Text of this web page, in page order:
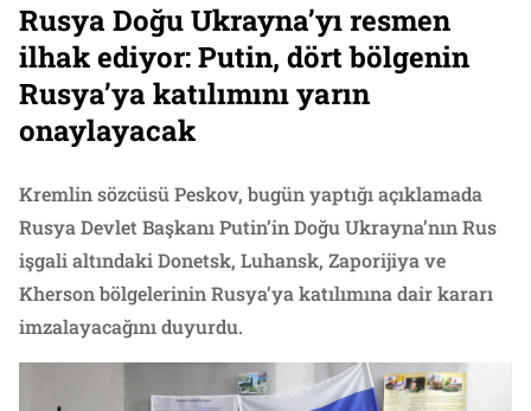
Rusya Doğu Ukrayna’yı resmen
ilhak ediyor: Putin, dört bölgenin
Rusya’ya katılımını yarın
onaylayacak
Kremlin sözcüsü Peskov, bugün yaptığı açıklamada
Rusya Devlet Başkanı Putin’in Doğu Ukrayna’nın Rus
işgali altındaki Donetsk, Luhansk, Zaporijiya ve
Kherson bölgelerinin Rusya’ya katılımına dair kararı
imzalayacağını duyurdu.